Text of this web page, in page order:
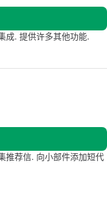
成. 提供许多其他功能.
推荐信. 向小部件添加短代